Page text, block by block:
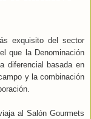
exquisito del sector
que la Denominación
diferencial basada en
y la combinación
al Salón Gourmets